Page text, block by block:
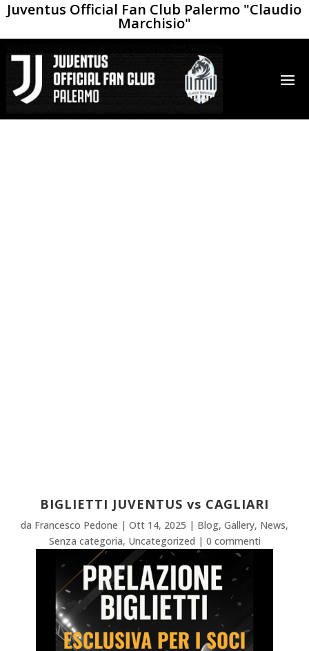
Juventus Official Fan Club Palermo "Claudio
Marchisio"
BIGLIETTI JUVENTUS vs CAGLIARI
da Francesco Pedone | Ott 14, 2025 | Blog, Gallery, News,
Senza categoria, Uncategorized | 0 commenti